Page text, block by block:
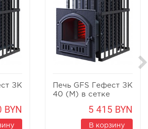
ЗК
BYN
Печь GFS Гефест ЗК
40 (М) в сетке
5 415 BYN
В корзину